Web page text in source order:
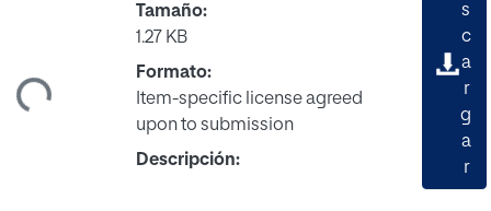
Tamaño:
1.27 KB
Formato:
Item-specific license agreed
upon to submission
Descripción:
s
c
a
r
g
a
r